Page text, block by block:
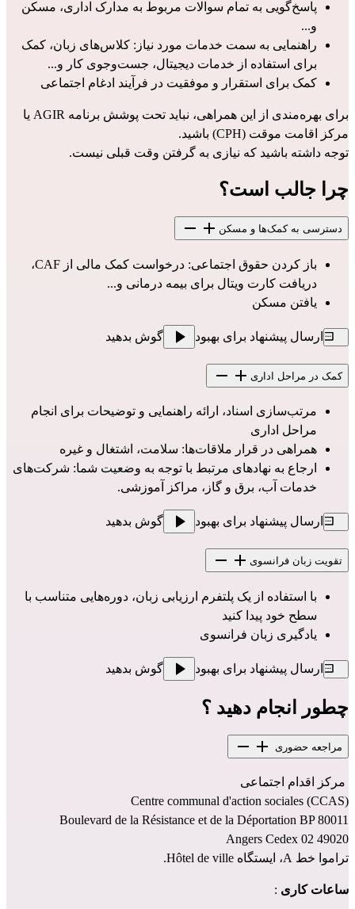
و...
برای استفاده از خدمات دیجیتال، جست‌وجوی کار و...
کمک برای استقرار و موفقیت در فرآیند ادغام اجتماعی
برای بهره‌مندی از این همراهی، نباید تحت پوشش برنامه AGIR
مرکز اقامت موقت (CPH) باشید.
توجه داشته باشید که نیازی به گرفتن وقت قبلی نیست.
چرا جالب است؟
دسترسی به کمک‌ها و مسکن
دریافت کارت ویتال برای بیمه درمانی و...
یافتن مسکن
ارسال پیشنهاد برای بهبود گوش بدهید
کمک در مراحل اداری
مراحل اداری
همراهی در قرار ملاقات‌ها: سلامت، اشتغال و غیره
خدمات آب، برق و گاز، مراکز آموزشی.
ارسال پیشنهاد برای بهبود گوش بدهید
تقویت زبان فرانسوی
سطح خود پیدا کنید
یادگیری زبان فرانسوی
ارسال پیشنهاد برای بهبود گوش بدهید
چطور انجام دهید ؟
مراجعه حضوری
Centre communal d'action sociales (CCAS)
Boulevard de la Résistance et de la Déportation BP 80011
49020 Angers Cedex 02
تراموا خط A، ایستگاه Hôtel de ville.
ساعات کاری :